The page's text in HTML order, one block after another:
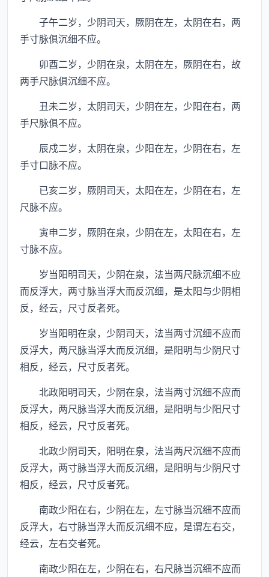
子午二岁，少阴司天，厥阴在左，太阴在右，两
手寸脉俱沉细不应。
卯酉二岁，少阴在泉，太阴在左，厥阴在右，故
两手尺脉俱沉细不应。
丑未二岁，太阴司天，少阴在左，少阳在右，两
手尺脉俱不应。
辰戍二岁，太阴在泉，少阳在左，少阴在右，左
手寸口脉不应。
已亥二岁，厥阴司天，太阳在左，少阴在右，左
尺脉不应。
寅申二岁，厥阴在泉，少阴在左，太阳在右，左
寸脉不应。
岁当阳明司天，少阴在泉，法当两尺脉沉细不应
而反浮大，两寸脉当浮大而反沉细，是太阳与少阴相
反，经云，尺寸反者死。
岁当阳明在泉，少阴司天，法当两寸沉细不应而
反浮大，两尺脉当浮大而反沉细，是阳明与少阴尺寸
相反，经云，尺寸反者死。
北政阳明司天，少阴在泉，法当两寸沉细不应而
反浮大，两尺脉当浮大而反沉细，是阳明与少阳尺寸
相反，经云，尺寸反者死。
北政少阴司天，阳明在泉，法当两尺沉细不应而
反浮大，两寸脉当浮大而反沉细，是阳明与少阴尺寸
相反，经云，尺寸反者死。
南政少阳在右，少阴在左，左寸脉当沉细不应而
反浮大，右寸脉当浮大而反沉细不应，是谓左右交，
经云，左右交者死。
南政少阳在左，少阴在右，右尺脉当沉细不应而